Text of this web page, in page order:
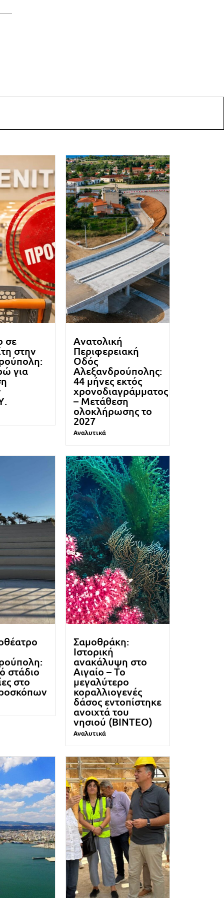
σε
στην
για
Ανατολική
Περιφερειακή
Οδός
Αλεξανδρούπολης:
44 μήνες εκτός
χρονοδιαγράμματος
– Μετάθεση
ολοκλήρωσης το
2027
Αναλυτικά
στάδιο
στο
Σαμοθράκη:
Ιστορική
ανακάλυψη στο
Αιγαίο – Το
μεγαλύτερο
κοραλλιογενές
δάσος εντοπίστηκε
ανοιχτά του
νησιού (ΒΙΝΤΕΟ)
Αναλυτικά